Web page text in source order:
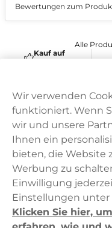
Bewertungen zum
Alle
Kauf auf
Rechnung
Wir verwenden
funktioniert. Wenn
wir und unsere
Ihnen ein
bieten, die Website
Werbung zu
Einwilligung
Einstellungen unter
Klicken Sie hier,